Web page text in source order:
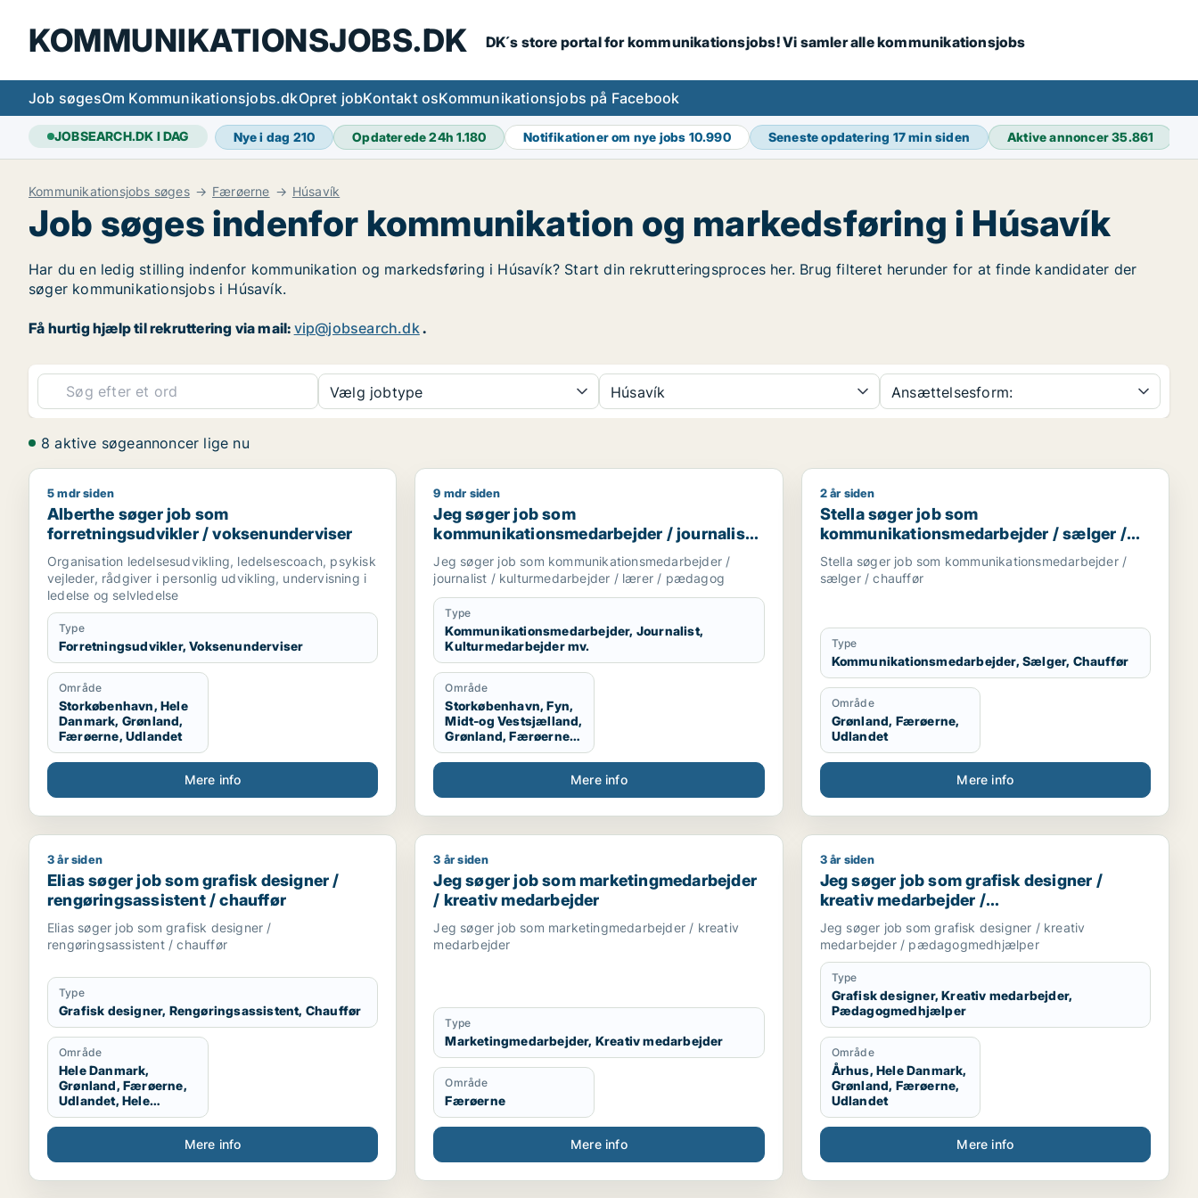
KOMMUNIKATIONSJOBS.DK DK´s store portal for kommunikationsjobs! Vi samler alle kommunikationsjobs
Job søgesOm Kommunikationsjobs.dkOpret jobKontakt osKommunikationsjobs på Facebook
JOBSEARCH.DK I DAG Nye i dag 210 Opdaterede 24h1.180 Notifikationer om nye jobs 10.990 Seneste opdatering 17 min siden Aktive annoncer35.861
Kommunikationsjobs søges Færøerne Húsavík
Job søges indenfor kommunikation og markedsføring i Húsavík
Har du en ledig stilling indenfor kommunikation og markedsføring i Húsavík? Start din rekrutteringsproces her. Brug filteret herunder for at finde kandidater der
søger kommunikationsjobs i Húsavík.
Få hurtig hjælp til rekruttering via mail: vip@jobsearch.dk.
Vælg jobtype Húsavík Ansættelsesform:
8 aktive søgeannoncer lige nu
Alberthe søger job som forretningsudvikler / voksenunderviser
5 mdr siden
Alberthe søger job som
forretningsudvikler / voksenunderviser
Organisation ledelsesudvikling, ledelsescoach, psykisk
vejleder, rådgiver i personlig udvikling, undervisning i
ledelse og selvledelse
Type
Forretningsudvikler, Voksenunderviser
Område
Storkøbenhavn, Hele
Danmark, Grønland,
Færøerne, Udlandet
Mere info
Jeg søger job som kommunikationsmedarbejder / journalist / kulturmedarbejder / lærer / pædagog
9 mdr siden
Jeg søger job som
kommunikationsmedarbejder / journalist /
kulturmedarbejder / lærer / pædagog
Jeg søger job som kommunikationsmedarbejder /
journalist / kulturmedarbejder / lærer / pædagog
Type
Kommunikationsmedarbejder, Journalist,
Kulturmedarbejder mv.
Område
Storkøbenhavn, Fyn,
Midt-og Vestsjælland,
Grønland, Færøerne,
Udlandet
Mere info
Stella søger job som kommunikationsmedarbejder /
2 år siden
Stella søger job som
kommunikationsmedarbejder / sælger /
chauffør
Stella søger job som kommunikationsmedarbejder /
sælger / chauffør
Type
Kommunikationsmedarbejder, Sælger, Chauffør
Område
Grønland, Færøerne,
Udlandet
Mere info
Elias søger job som grafisk designer / rengøringsassistent / chauffør
3 år siden
Elias søger job som grafisk designer /
rengøringsassistent / chauffør
Elias søger job som grafisk designer /
rengøringsassistent / chauffør
Type
Grafisk designer, Rengøringsassistent, Chauffør
Område
Hele Danmark,
Grønland, Færøerne,
Udlandet, Hele
Sjælland, Hele Jylland
Mere info
Jeg søger job som marketingmedarbejder / kreativ medarbejder
3 år siden
Jeg søger job som marketingmedarbejder
/ kreativ medarbejder
Jeg søger job som marketingmedarbejder / kreativ
medarbejder
Type
Marketingmedarbejder, Kreativ medarbejder
Område
Færøerne
Mere info
Jeg søger job som grafisk designer / kreativ
3 år siden
Jeg søger job som grafisk designer /
kreativ medarbejder /
pædagogmedhjælper
Jeg søger job som grafisk designer / kreativ
medarbejder / pædagogmedhjælper
Type
Grafisk designer, Kreativ medarbejder,
Pædagogmedhjælper
Område
Århus, Hele Danmark,
Grønland, Færøerne,
Udlandet
Mere info